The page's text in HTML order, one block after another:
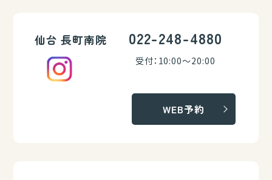
仙台 長町南院 022-248-4880
受付：10:00～20:00
WEB予約